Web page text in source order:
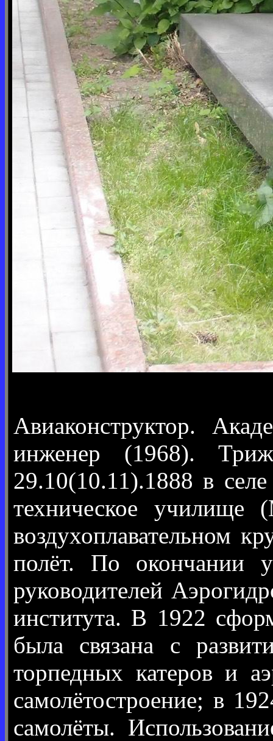
Авиаконструктор.
инженер (1968).
29.10(10.11).1888 в
техническое
воздухоплавательном
полёт. По окончании
руководителей
института. В 1922
была связана с
торпедных катеров и
самолётостроение; в
самолёты.